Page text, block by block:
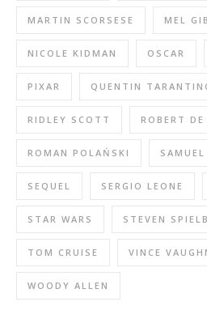
MARTIN SCORSESE MEL
NICOLE KIDMAN OSCAR
PIXAR QUENTIN
RIDLEY SCOTT ROBERT DE
ROMAN POLAŃSKI
SEQUEL SERGIO LEONE
STAR WARS STEVEN
TOM CRUISE VINCE
WOODY ALLEN